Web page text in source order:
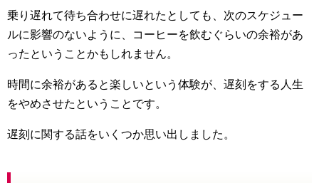
乗り遅れて待ち合わせに遅れたとしても、次のスケジュー
ルに影響のないように、コーヒーを飲むぐらいの余裕があ
ったということかもしれません。
時間に余裕があると楽しいという体験が、遅刻をする人生
をやめさせたということです。
遅刻に関する話をいくつか思い出しました。